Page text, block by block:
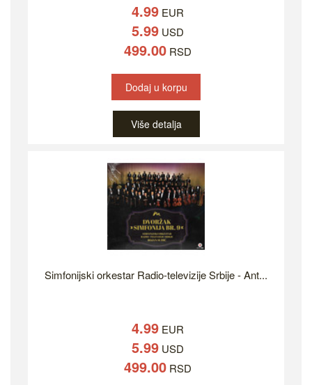
4.99 EUR
5.99 USD
499.00 RSD
Dodaj u korpu
Više detalja
Simfonijski orkestar Radio-televizije Srbije - Ant...
4.99 EUR
5.99 USD
499.00 RSD